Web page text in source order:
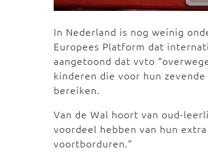
In Nederland is nog weinig
Europees Platform dat
aangetoond dat vvto
kinderen die voor hun
bereiken.
Van de Wal hoort van oud-
voordeel hebben van hun
voortborduren.”